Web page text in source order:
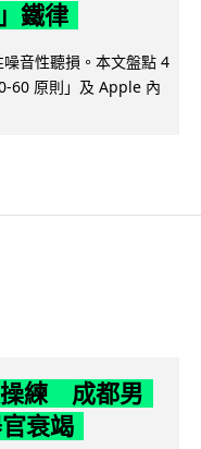
鐵律
音性聽損。本文盤點 4
60 原則」及 Apple 內
操練 成都男
衰竭